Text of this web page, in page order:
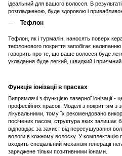
ідеальний для вашого волосся. В
розгладженою, буде здоровою і
Тефлон
Тефлон, як і турмалін, наносять поверх
тефлонового покриття запобігає
говорить про те, що ваше волосся буде
укладання буде легкий, швидкий і приємний.
Функція іонізації в прасках
Випрямлячі з функцією лазерної іонізації
професійних прасок. Моделі з покриттям з
лікувальними, тому їх рекомендовано
посічених пасом, структура яких залишає
відповідає за захист від пересушування
вологи в кожному волоску. У комплектацію
входить спеціальний механізм генерації
заряджене тільки позитивними іонами.